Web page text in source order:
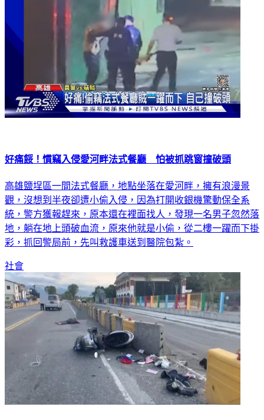
好痛餒！慣竊入侵愛河畔法式餐廳 怕被抓跳窗撞破頭
高雄鹽埕區一間法式餐廳，地點坐落在愛河畔，擁有浪漫景
觀，沒想到半夜卻遭小偷入侵，因為打開收銀機驚動保全系
統，警方獲報趕來，原本還在裡面找人，發現一名男子忽然落
地，躺在地上頭破血流，原來他就是小偷，從二樓一躍而下掛
彩，抓回警局前，先叫救護車送到醫院包紮。
社會